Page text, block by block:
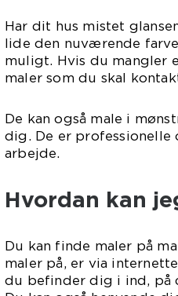
Har dit hus mistet
lide den nuværende
muligt. Hvis du mangler
maler som du skal
De kan også male i
dig. De er professionelle
Hvordan kan
Du kan finde maler på
maler på, er via
du befinder dig i ind, på